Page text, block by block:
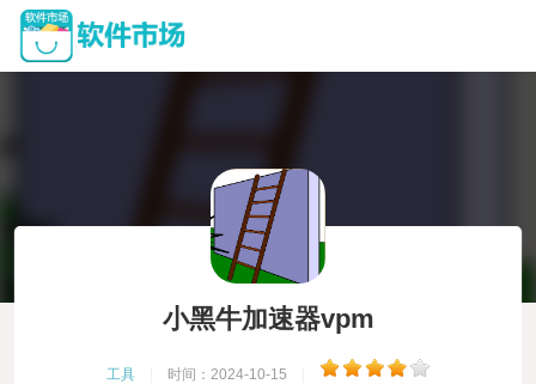
小黑牛加速器vpm
工具 时间：2024-10-15